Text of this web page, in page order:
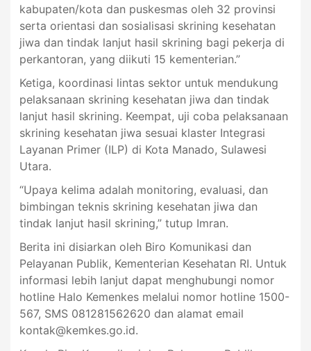
kabupaten/kota dan puskesmas oleh 32 provinsi
serta orientasi dan sosialisasi skrining kesehatan
jiwa dan tindak lanjut hasil skrining bagi pekerja di
perkantoran, yang diikuti 15 kementerian.”
Ketiga, koordinasi lintas sektor untuk mendukung
pelaksanaan skrining kesehatan jiwa dan tindak
lanjut hasil skrining. Keempat, uji coba pelaksanaan
skrining kesehatan jiwa sesuai klaster Integrasi
Layanan Primer (ILP) di Kota Manado, Sulawesi
Utara.
“Upaya kelima adalah monitoring, evaluasi, dan
bimbingan teknis skrining kesehatan jiwa dan
tindak lanjut hasil skrining,” tutup Imran.
Berita ini disiarkan oleh Biro Komunikasi dan
Pelayanan Publik, Kementerian Kesehatan RI. Untuk
informasi lebih lanjut dapat menghubungi nomor
hotline Halo Kemenkes melalui nomor hotline 1500-
567, SMS 081281562620 dan alamat email
kontak@kemkes.go.id.